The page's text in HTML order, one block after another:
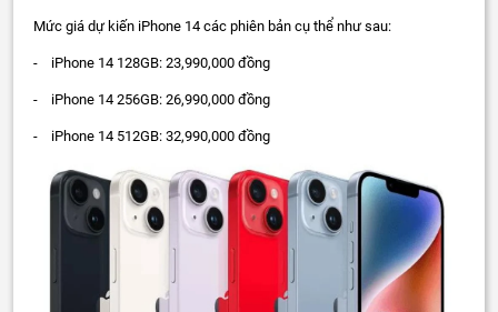
Mức giá dự kiến iPhone 14 các phiên bản cụ thể như sau:
- iPhone 14 128GB: 23,990,000 đồng
- iPhone 14 256GB: 26,990,000 đồng
- iPhone 14 512GB: 32,990,000 đồng